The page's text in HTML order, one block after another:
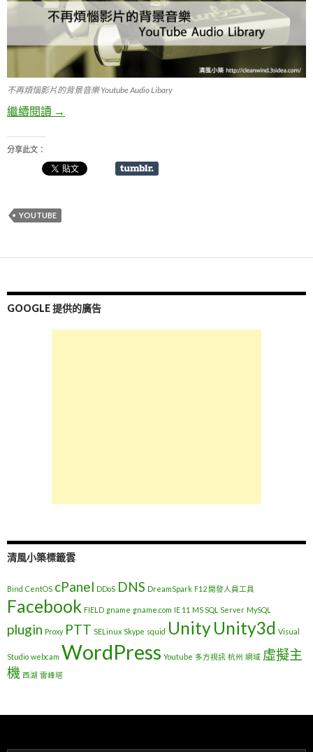
不再煩惱影片的背景音樂 Youtube Audio Libary
繼續閱讀 不再煩惱影片的背景音樂：YouTube Audio Library
→
分享此文：
YOUTUBE
GOOGLE 提供的廣告
清風小築標籤雲
Bind CentOS cPanel DDoS DNS DreamSpark F12 開發人員工具
Facebook FIELD gname gname.com IE 11 MS SQL Server MySQL
plugin Proxy PTT SELinux Skype squid UnityUnity3d Visual
Studio webcam WordPress Youtube 多方視訊 杭州 網域 虛擬主
機 西湖 雷峰塔